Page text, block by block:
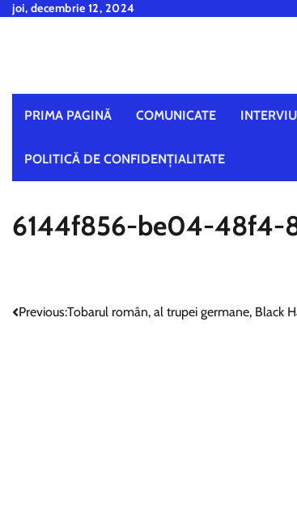
Skipjoi, decembrie 12, 2024
PRIMA PAGINĂ COMUNICATE
POLITICĂ DE CONFIDENȚIALITATE
6144f856-be04-48f4-
Navigare
Previous:Tobarul român, al trupei germane, Black